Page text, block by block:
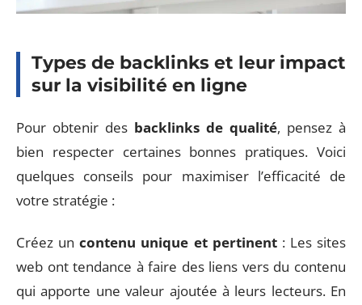
Types de backlinks et leur impact
sur la visibilité en ligne
Pour obtenir des backlinks de qualité, pensez à
bien respecter certaines bonnes pratiques. Voici
quelques conseils pour maximiser l’efficacité de
votre stratégie :
Créez uncontenu unique et pertinent: Les sites
web ont tendance à faire des liens vers du contenu
qui apporte une valeur ajoutée à leurs lecteurs. En